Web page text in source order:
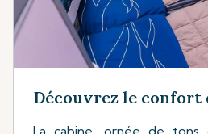
Découvrez le confort
La cabine, ornée de tons